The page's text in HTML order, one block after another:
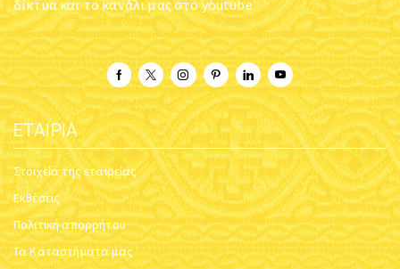
δίκτυα και το κανάλι μας στο youtube
ΕΤΑΙΡΊΑ
Στοιχεία της εταιρείας
Εκθέσεις
Πολιτική απορρήτου
Τα Καταστήματα μας